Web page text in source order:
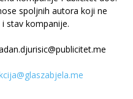
spoljnih autora koji ne
stav kompanije.